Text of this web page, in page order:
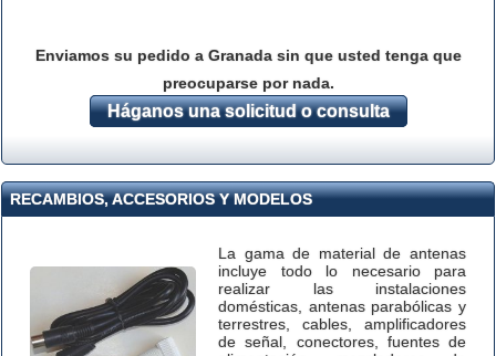
Enviamos su pedido a Granada sin que usted tenga que
preocuparse por nada.
Háganos una solicitud o consulta
RECAMBIOS, ACCESORIOS Y MODELOS
La gama de material de antenas
incluye todo lo necesario para
realizar las instalaciones
domésticas, antenas parabólicas y
terrestres, cables, amplificadores
de señal, conectores, fuentes de